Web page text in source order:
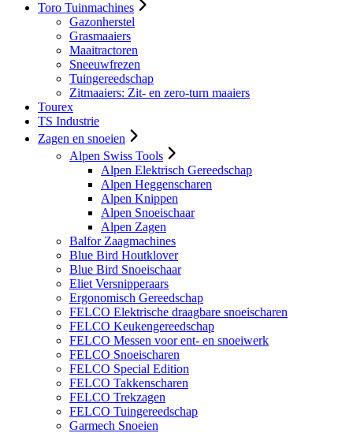
Toro Tuinmachines
Gazonherstel
Grasmaaiers
Maaitractoren
Sneeuwfrezen
Tuingereedschap
Zitmaaiers: Zit- en zero-turn maaiers
Tourex
TS Industrie
Zagen en snoeien
Alpen Swiss Tools
Alpen Elektrisch Gereedschap
Alpen Heggenscharen
Alpen Knippen
Alpen Snoeischaar
Alpen Zagen
Balfor Zaagmachines
Blue Bird Houtklover
Blue Bird Snoeischaar
Eliet Versnipperaars
Ergonomisch Gereedschap
FELCO Elektrische draagbare snoeischaren
FELCO Keukengereedschap
FELCO Messen voor ent- en snoeiwerk
FELCO Snoeischaren
FELCO Special Edition
FELCO Takkenscharen
FELCO Trekzagen
FELCO Tuingereedschap
Garmech Snoeien